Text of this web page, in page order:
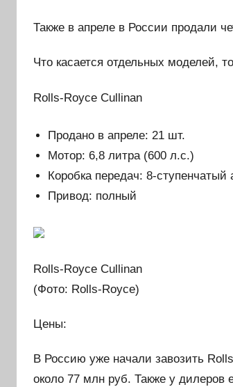
Также в апреле в России продали
Что касается отдельных моделей,
Rolls-Royce Cullinan
Продано в апреле: 21 шт.
Мотор: 6,8 литра (600 л.с.)
Коробка передач: 8-ступенчатый
Привод: полный
Rolls-Royce Cullinan
(Фото: Rolls-Royce)
Цены:
В Россию уже начали завозить
около 77 млн руб. Также у дилеров